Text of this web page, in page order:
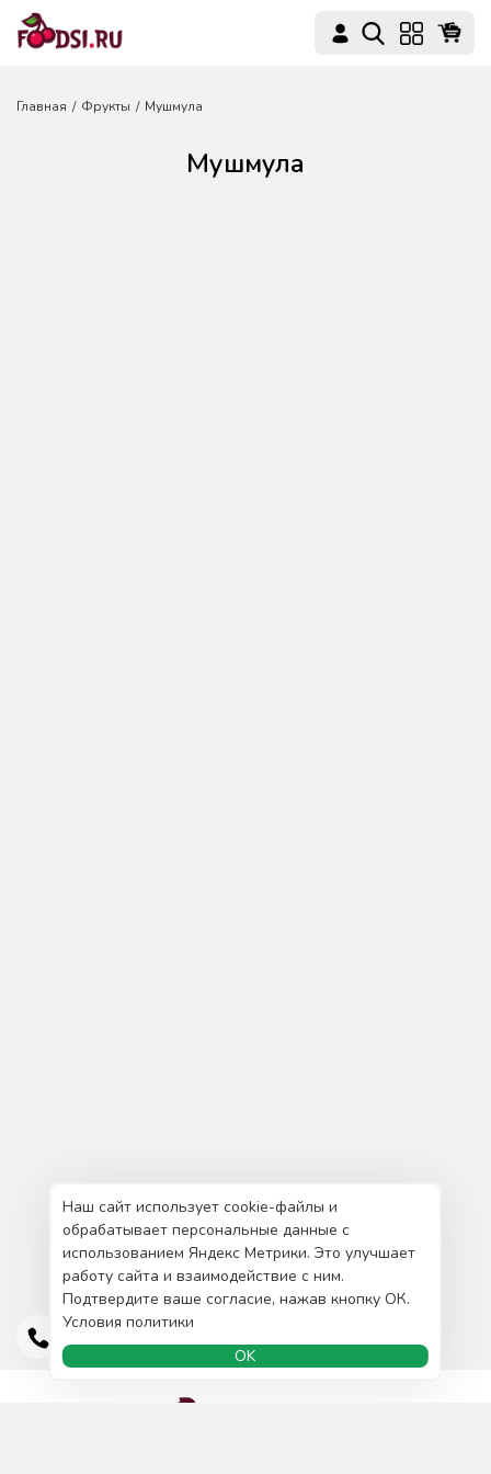
Главная Фрукты Мушмула
Мушмула
Наш сайт использует cookie-файлы и
обрабатывает персональные данные с
использованием Яндекс Метрики. Это улучшает
работу сайта и взаимодействие с ним.
Подтвердите ваше согласие, нажав кнопку ОК.
Условия политики
OK